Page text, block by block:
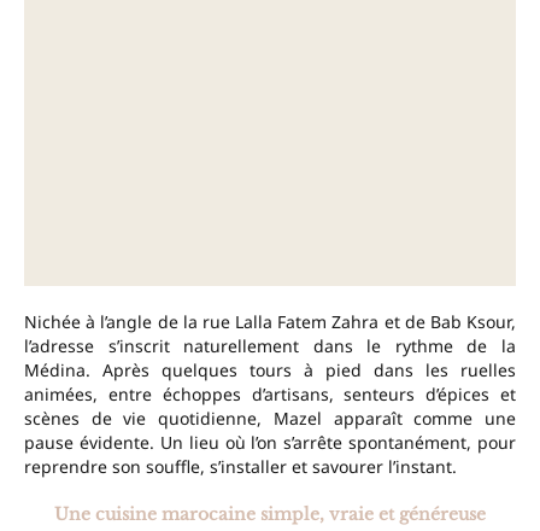
Nichée à l’angle de la rue Lalla Fatem Zahra et de Bab Ksour,
l’adresse s’inscrit naturellement dans le rythme de la
Médina. Après quelques tours à pied dans les ruelles
animées, entre échoppes d’artisans, senteurs d’épices et
scènes de vie quotidienne, Mazel apparaît comme une
pause évidente. Un lieu où l’on s’arrête spontanément, pour
reprendre son souffle, s’installer et savourer l’instant.
Une cuisine marocaine simple, vraie et généreuse